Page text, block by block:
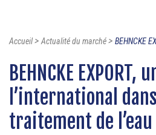
Accueil>Actualité du marché> BEHNCKE
BEHNCKE
l’international
traitement de